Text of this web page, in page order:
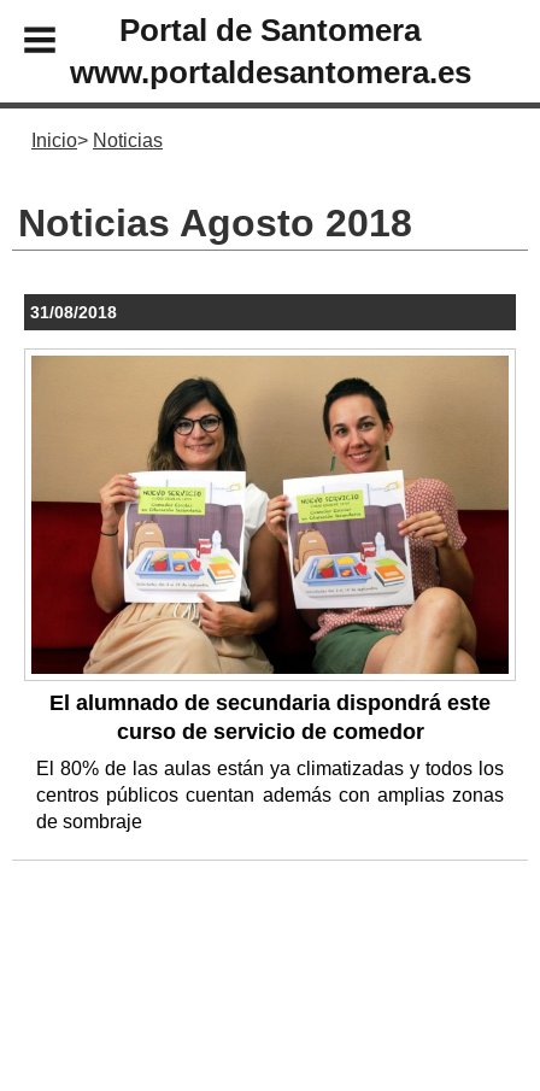
Portal de Santomera
www.portaldesantomera.es
Inicio Noticias
Noticias Agosto 2018
31/08/2018
El alumnado de secundaria dispondrá este
curso de servicio de comedor
El 80% de las aulas están ya climatizadas y todos los
centros públicos cuentan además con amplias zonas
de sombraje